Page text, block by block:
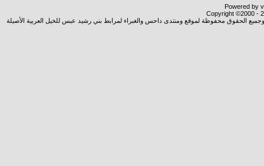
Powered by
Copyright ©2000 -
الحقوق محفوظة لموقع ومنتدى داحس والغبراء لمرابط بني رشيد عبس للخيل العربية الأصيلة